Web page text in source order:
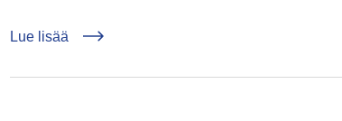
Lue lisää artikkelista: TAMPEREEN